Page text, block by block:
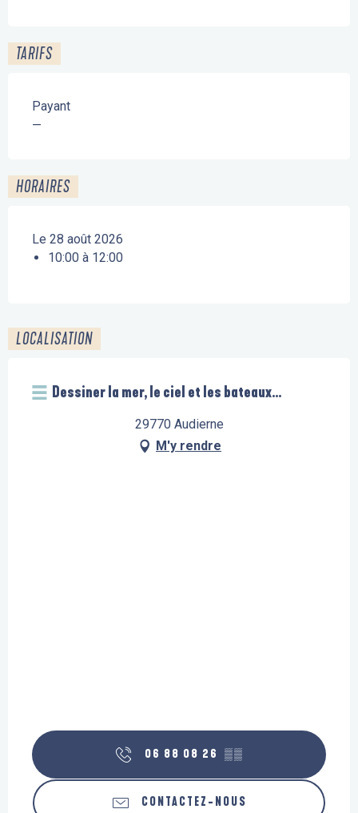
TARIFS
Payant
—
HORAIRES
Le 28 août 2026
10:00 à 12:00
LOCALISATION
Dessiner la mer, le ciel et les bateaux...
29770 Audierne
M'y rendre
06 88 08 26 ▒▒
CONTACTEZ-NOUS